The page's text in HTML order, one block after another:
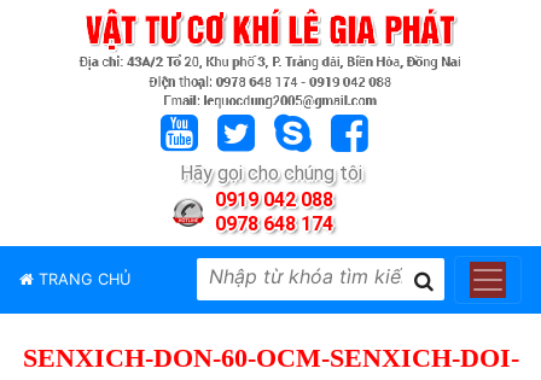
Hãy gọi cho chúng tôi
0919 042 088
0978 648 174
TRANG CHỦ
PHẨM
HIỆU
TIN
SENXICH-DON-60-OCM-SENXICH-DOI-